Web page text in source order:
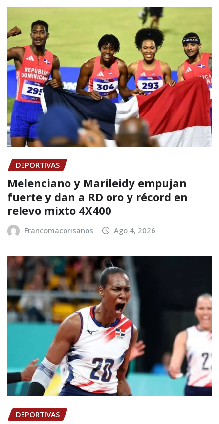
DEPORTIVAS
Melenciano y Marileidy empujan
fuerte y dan a RD oro y récord en
relevo mixto 4X400
Francomacorisanos Ago 4, 2026
DEPORTIVAS